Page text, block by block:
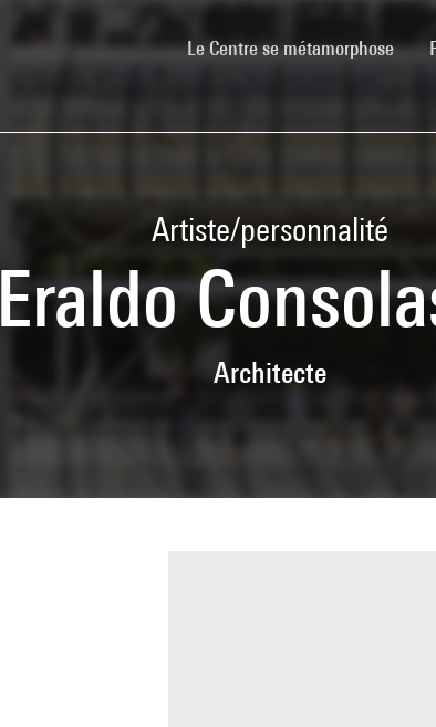
Le Centre se métamorphose
Artiste/personnalité
Eraldo
Architecte